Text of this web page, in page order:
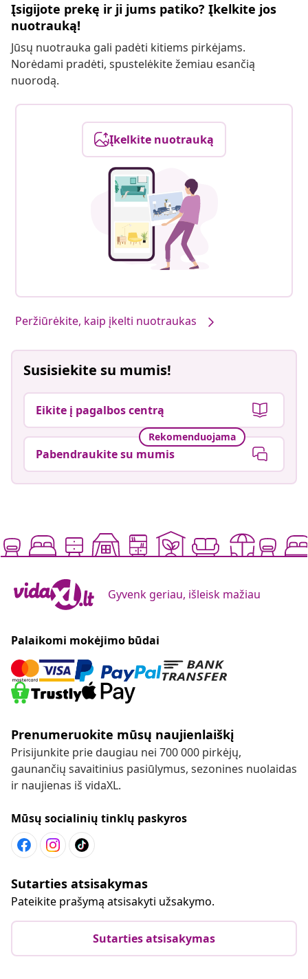
Įsigijote prekę ir ji jums patiko? Įkelkite jos
nuotrauką!
Jūsų nuotrauka gali padėti kitiems pirkėjams.
Norėdami pradėti, spustelėkite žemiau esančią
nuorodą.
Įkelkite nuotrauką
Peržiūrėkite, kaip įkelti nuotraukas
Susisiekite su mumis!
Eikite į pagalbos centrą
Rekomenduojama
Pabendraukite su mumis
Gyvenk geriau, išleisk mažiau
Palaikomi mokėjimo būdai
Prenumeruokite mūsų naujienlaiškį
Prisijunkite prie daugiau nei 700 000 pirkėjų,
gaunančių savaitinius pasiūlymus, sezonines nuolaidas
ir naujienas iš vidaXL.
Mūsų socialinių tinklų paskyros
Sutarties atsisakymas
Pateikite prašymą atsisakyti užsakymo.
Sutarties atsisakymas